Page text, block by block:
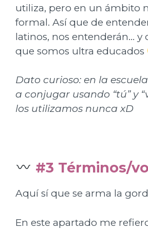
utiliza, pero en un ámbito
formal. Así que de
latinos, nos entenderán… y
que somos ultra educados
Dato curioso: en la
a conjugar usando “tú” y
los utilizamos nunca xD
#3 Términos/
Aquí sí que se arma la
En este apartado me